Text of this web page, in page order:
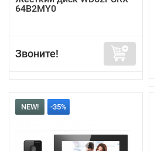
64B2MY0
Звоните!
NEW! -35%